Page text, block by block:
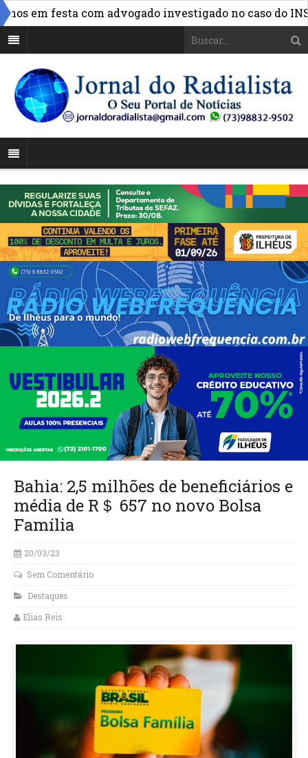
festa com advogado investigado no caso do INSS »
Bahia: 2,5 milhões de beneficiários e
média de R＄ 657 no novo Bolsa
Família
20/03/23
Sem Comentário
Destaques
Elias Reis